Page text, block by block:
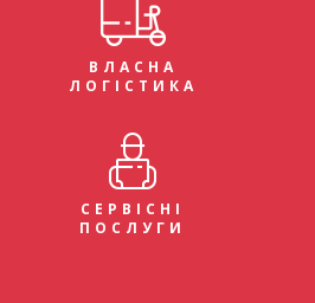
ВЛАСНА
ЛОГІСТИКА
СЕРВІСНІ
ПОСЛУГИ